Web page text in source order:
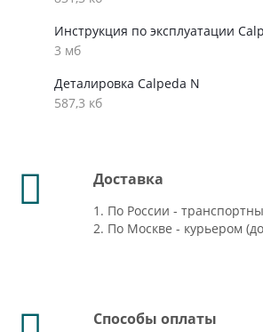
Инструкция по эксплуатации
3 мб
Деталировка Calpeda N
587,3 кб
Доставка
1. По России -
2. По Москве - курьером (до
Способы оплаты